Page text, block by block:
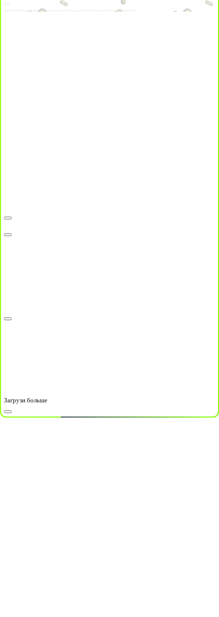
21+
Лицензии №24514359, выданной комитетом индустрии туризма Министерства культуры и спорта Республики Казахстан срок до 27 сентября 2034 года.
Загрузи больше